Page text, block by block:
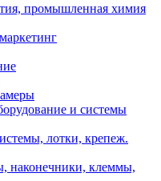
промышленная химия
и системы
лотки, крепеж.
наконечники, клеммы,